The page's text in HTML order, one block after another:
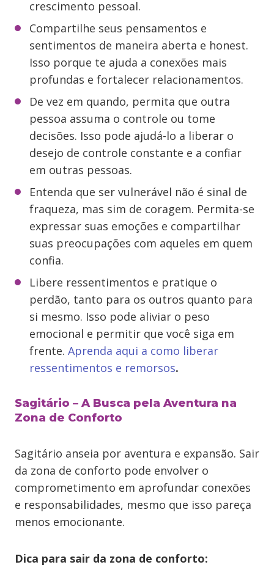
crescimento pessoal.
Compartilhe seus pensamentos e
sentimentos de maneira aberta e honest.
Isso porque te ajuda a conexões mais
profundas e fortalecer relacionamentos.
De vez em quando, permita que outra
pessoa assuma o controle ou tome
decisões. Isso pode ajudá-lo a liberar o
desejo de controle constante e a confiar
em outras pessoas.
Entenda que ser vulnerável não é sinal de
fraqueza, mas sim de coragem. Permita-se
expressar suas emoções e compartilhar
suas preocupações com aqueles em quem
confia.
Libere ressentimentos e pratique o
perdão, tanto para os outros quanto para
si mesmo. Isso pode aliviar o peso
emocional e permitir que você siga em
frente. Aprenda aqui a como liberar
ressentimentos e remorsos.
Sagitário – A Busca pela Aventura na
Zona de Conforto
Sagitário anseia por aventura e expansão. Sair
da zona de conforto pode envolver o
comprometimento em aprofundar conexões
e responsabilidades, mesmo que isso pareça
menos emocionante.
Dica para sair da zona de conforto: